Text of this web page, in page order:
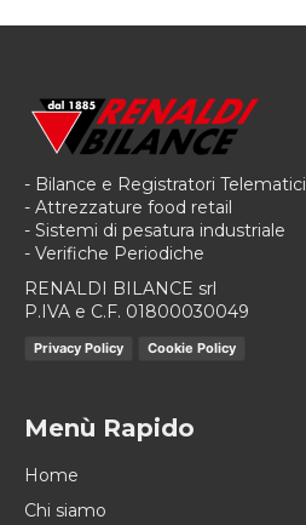
- Bilance e Registratori Telematici
- Attrezzature food retail
- Sistemi di pesatura industriale
- Verifiche Periodiche
RENALDI BILANCE srl
P.IVA e C.F. 01800030049
Privacy Policy Cookie Policy
Menù Rapido
Home
Chi siamo